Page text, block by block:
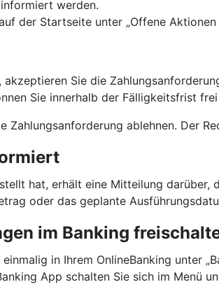
werden.
der Startseite unter „Offene Aktionen
Sie die
Sie innerhalb der Fälligkeitsfrist
Zahlungsanforderung ablehnen. Der
hat, erhält eine Mitteilung
oder das geplante
im Banking
in Ihrem OnlineBanking unter
App schalten Sie sich im Menü